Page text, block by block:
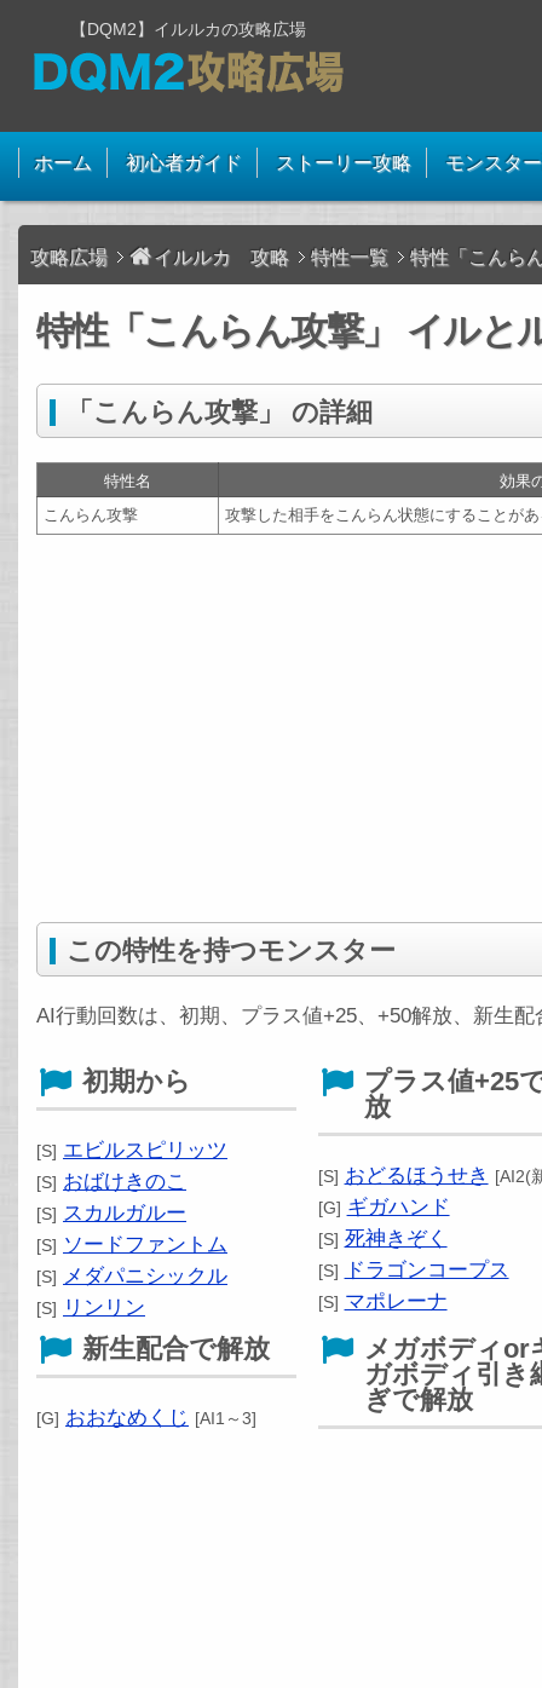
【DQM2】イルルカの攻略広場
ホーム 初心者ガイド ストーリー攻略 モンスタ
攻略広場 イルルカ 攻略 特性一覧 特性「こんら
特性「こんらん攻撃」 イルと
「こんらん攻撃」 の詳細
特性名
効果
こんらん攻撃
攻撃した相手をこんらん状態にすることが
この特性を持つモンスター
AI行動回数は、初期、プラス値+25、+50解放、新生
初期から
[S] エビルスピリッツ
[S] おばけきのこ
[S] スカルガルー
[S] ソードファントム
[S] メダパニシックル
[S] リンリン
プラス値+25
放
[S] おどるほうせき [AI2(
[G] ギガハンド
[S] 死神きぞく
[S] ドラゴンコープス
[S] マポレーナ
新生配合で解放
[G] おおなめくじ [AI1～3]
メガボディor
ガボディ引き
ぎで解放